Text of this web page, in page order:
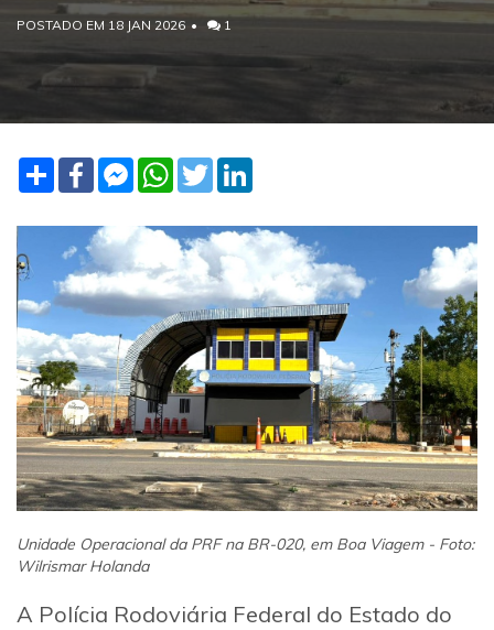
POSTADO EM 18 JAN 2026 1
Share FacebookFacebook
Messenger
WhatsApp
Twitter
Unidade Operacional da PRF na BR-020, em Boa Viagem - Foto:
Wilrismar Holanda
A Polícia Rodoviária Federal do Estado do